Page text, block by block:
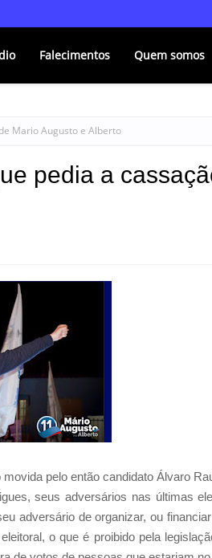
Falecimentos Quem somos
Mario Augusto e Alberto
pedia a
pelo então candidato Álvaro
seus adversários nas últimas
adversário de organizar, ou
o que é proibido pela